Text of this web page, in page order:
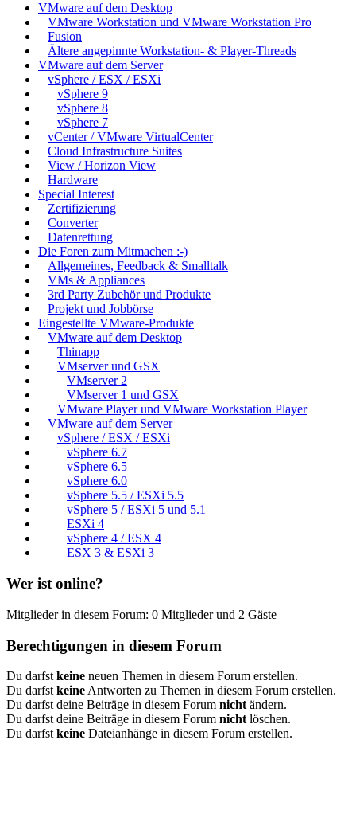
VMware auf dem Desktop
VMware Workstation und VMware Workstation Pro
Fusion
Ältere angepinnte Workstation- & Player-Threads
VMware auf dem Server
vSphere / ESX / ESXi
vSphere 9
vSphere 8
vSphere 7
vCenter / VMware VirtualCenter
Cloud Infrastructure Suites
View / Horizon View
Hardware
Special Interest
Zertifizierung
Converter
Datenrettung
Die Foren zum Mitmachen :-)
Allgemeines, Feedback & Smalltalk
VMs & Appliances
3rd Party Zubehör und Produkte
Projekt und Jobbörse
Eingestellte VMware-Produkte
VMware auf dem Desktop
Thinapp
VMserver und GSX
VMserver 2
VMserver 1 und GSX
VMware Player und VMware Workstation Player
VMware auf dem Server
vSphere / ESX / ESXi
vSphere 6.7
vSphere 6.5
vSphere 6.0
vSphere 5.5 / ESXi 5.5
vSphere 5 / ESXi 5 und 5.1
ESXi 4
vSphere 4 / ESX 4
ESX 3 & ESXi 3
Wer ist online?
Mitglieder in diesem Forum: 0 Mitglieder und 2 Gäste
Berechtigungen in diesem Forum
Du darfst keine neuen Themen in diesem Forum erstellen.
Du darfst keine Antworten zu Themen in diesem Forum erstellen.
Du darfst deine Beiträge in diesem Forum nicht ändern.
Du darfst deine Beiträge in diesem Forum nicht löschen.
Du darfst keine Dateianhänge in diesem Forum erstellen.